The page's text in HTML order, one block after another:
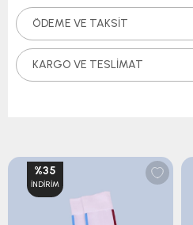
ÖDEME VE TAKSIT
KARGO VE TESLIMAT
%35
İNDIRIM